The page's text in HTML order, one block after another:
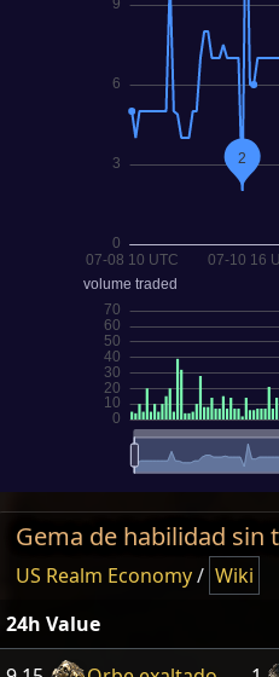
Gema de habilidad sin
US Realm Economy/ Wiki
24h Value